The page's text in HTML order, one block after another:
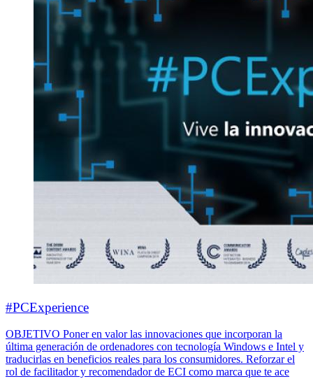
#PCExperience
OBJETIVO Poner en valor las innovaciones que incorporan la
última generación de ordenadores con tecnología Windows e Intel y
traducirlas en beneficios reales para los consumidores. Reforzar el
rol de facilitador y recomendador de ECI como marca que te ace